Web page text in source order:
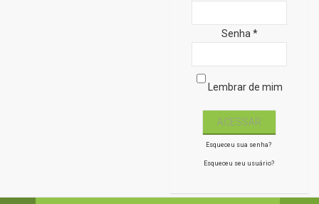
Senha *
Lembrar de mim
Esqueceu sua senha?
Esqueceu seu usuário?